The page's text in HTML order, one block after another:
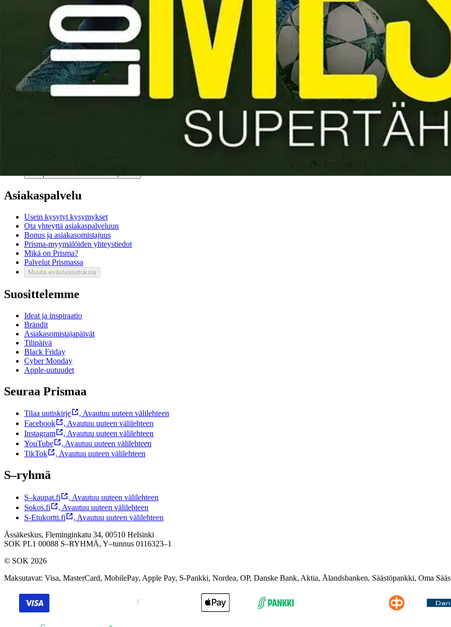
Verkkokauppa
Ensitilaajan pikaopas
Myymälänouto
Palautukset
Reklamaatio
Takuu ja huolto
Toimitustavat
Maksutavat
Vastuullisuus
Asiakaspalvelu
Usein kysytyt kysymykset
Ota yhteyttä asiakaspalveluun
Bonus ja asiakasomistajuus
Prisma-myymälöiden yhteystiedot
Mikä on Prisma?
Palvelut Prismassa
Muuta evästeasetuksia
Suosittelemme
Ideat ja inspiraatio
Brändit
Asiakasomistajapäivät
Tilipäivä
Black Friday
Cyber Monday
Apple-uutuudet
Seuraa Prismaa
Tilaa uutiskirje , Avautuu uuteen välilehteen
Facebook
, Avautuu uuteen välilehteen
Instagram
, Avautuu uuteen välilehteen
YouTube
, Avautuu uuteen välilehteen
TikTok
, Avautuu uuteen välilehteen
S–ryhmä
S–kaupat.fi , Avautuu uuteen välilehteen
Sokos.fi
, Avautuu uuteen välilehteen
S-Etukortti.fi
, Avautuu uuteen välilehteen
Ässäkeskus, Fleminginkatu 34, 00510 Helsinki
SOK PL1 00088 S–RYHMÄ, Y–tunnus 0116323–1
© SOK 2026
Maksutavat: Visa, MasterCard, MobilePay, Apple Pay, S-Pankki, Nordea, OP, Danske Bank, Aktia, Ålandsbanken, Säästöpankki, Oma